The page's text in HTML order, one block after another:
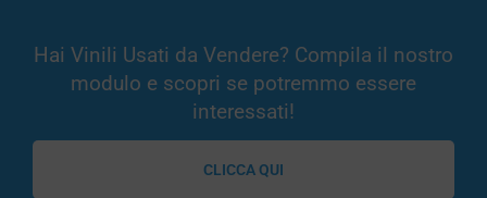
Hai Vinili Usati da Vendere? Compila il nostro
modulo e scopri se potremmo essere
interessati!
CLICCA QUI